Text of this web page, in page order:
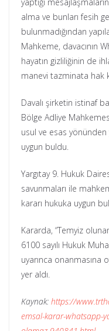
alma ve bunları fesih
bulunmadığından
Mahkeme, davacının
hayatın gizliliğinin de
manevi tazminata hak
Davalı şirketin istinaf
Bölge Adliye
usul ve esas yönünden
uygun buldu.
Yargıtay 9. Hukuk
savunmaları ile
kararı hukuka uygun
Kararda, “Temyiz
6100 sayılı Hukuk
uyarınca onanmasına
yer aldı.
Kaynak: https://
emsal-karar-whatsapp-